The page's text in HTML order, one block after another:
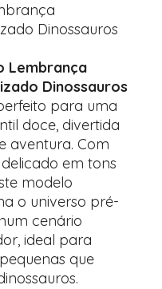
Dinossauros
Lembrança
Dinossauros
para uma
doce, divertida
aventura. Com
em tons
modelo
o universo pré-
cenário
ideal para
que